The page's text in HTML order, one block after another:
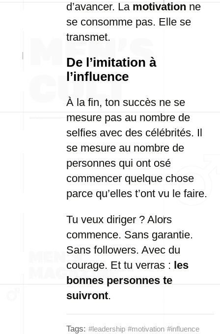
d’avancer. La motivation ne
se consomme pas. Elle se
transmet.
De l’imitation à
l’influence
À la fin, ton succès ne se
mesure pas au nombre de
selfies avec des célébrités. Il
se mesure au nombre de
personnes qui ont osé
commencer quelque chose
parce qu’elles t’ont vu le faire.
Tu veux diriger ? Alors
commence. Sans garantie.
Sans followers. Avec du
courage. Et tu verras : les
bonnes personnes te
suivront.
Tags: #leadership #motivation #influence